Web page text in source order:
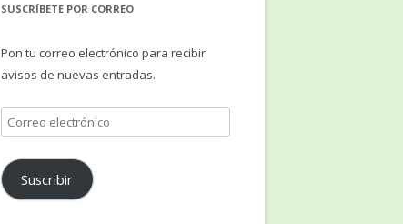
SUSCRÍBETE POR CORREO
Pon tu correo electrónico para recibir
avisos de nuevas entradas.
Correo
electrónico
Suscribir